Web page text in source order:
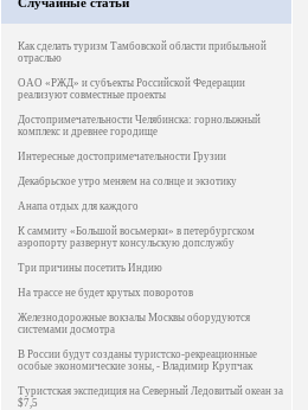
Как сделать туризм Тамбовской области прибыльной
отраслью
ОАО «РЖД» и субъекты Российской Федерации
реализуют совместные проекты
Достопримечательности Челябинска: горнолыжный
комплекс и древнее городище
Интересные достопримечательности Грузии
Декабрьское утро меняем на солнце и экзотику
Анапа отдых для каждого
К саммиту «Большой восьмерки» в петербургском
аэропорту развернут консульскую допслужбу
Три причины посетить Индию
На трассе не будет крутых поворотов
Железнодорожные вокзалы Москвы оборудуются
системами досмотра
В России будут созданы туристско-рекреационные
особые экономические зоны, - Владимир Крупчак
Туристская экспедиция на Северный Ледовитый океан за
$7,5